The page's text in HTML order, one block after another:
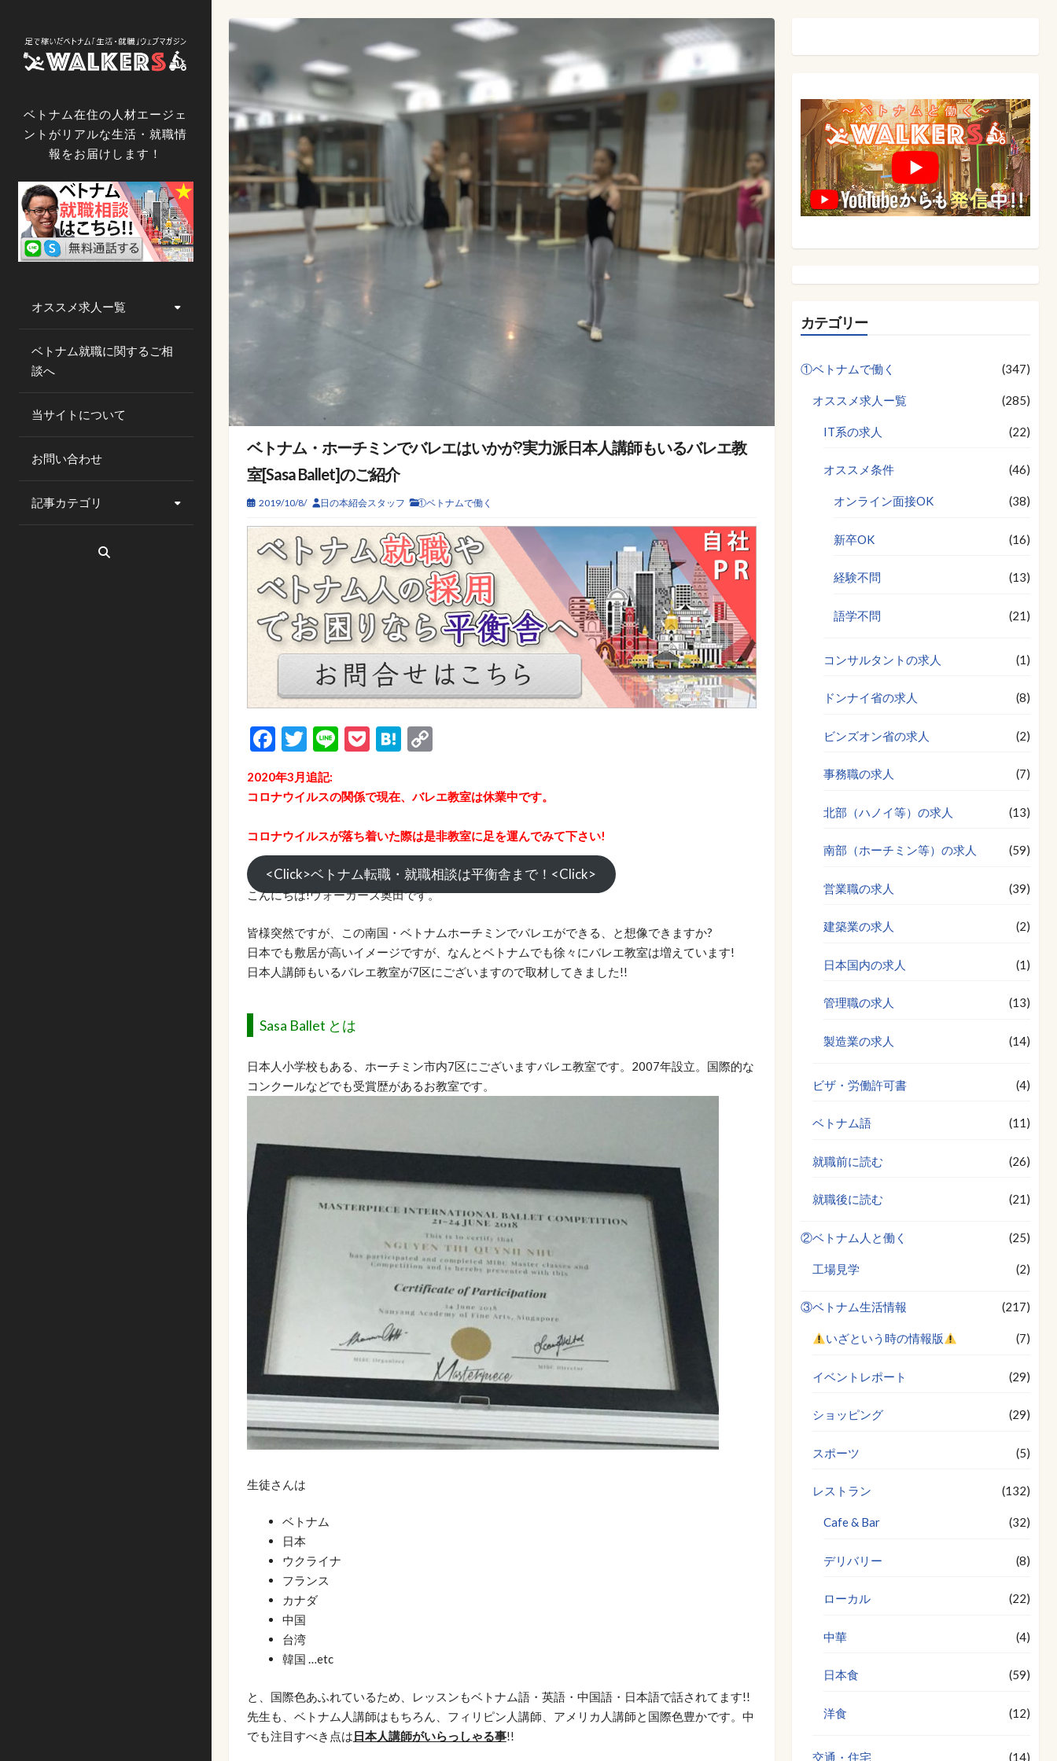
ベトナム在住の人材エージェ
ントがリアルな生活・就職情
報をお届けします！
オススメ求人ー覧
ベトナム就職に関するご相
談へ
当サイトについて
お問い合わせ
記事カテゴリ
ベトナム・ホーチミンでバレエはいかが?実力派日本人講師もいるバレエ教
室[Sasa Ballet]のご紹介
2019/10/8/ 日の本紹会スタッフ ①ベトナムで働く
Facebook
Twitter
LinePocketHatena
Copy
2020年3月追記:
コロナウイルスの関係で現在、バレエ教室は休業中です。
コロナウイルスが落ち着いた際は是非教室に足を運んでみて下さい!
<Click>ベトナム転職・就職相談は平衡舎まで！<Click>
こんにちは!ウォーカーズ奥田です。
皆様突然ですが、この南国・ベトナムホーチミンでバレエができる、と想像できますか?
日本でも敷居が高いイメージですが、なんとベトナムでも徐々にバレエ教室は増えています!
日本人講師もいるバレエ教室が7区にございますので取材してきました!!
Sasa Ballet とは
日本人小学校もある、ホーチミン市内7区にございますバレエ教室です。2007年設立。国際的な
コンクールなどでも受賞歴があるお教室です。
生徒さんは
ベトナム
日本
ウクライナ
フランス
カナダ
中国
台湾
韓国 …etc
と、国際色あふれているため、レッスンもベトナム語・英語・中国語・日本語で話されてます!!
先生も、ベトナム人講師はもちろん、フィリピン人講師、アメリカ人講師と国際色豊かです。中
でも注目すべき点は日本人講師がいらっしゃる事!!
カテゴリー
①ベトナムで働く (347)
オススメ求人ー覧 (285)
IT系の求人 (22)
オススメ条件 (46)
オンライン面接OK (38)
新卒OK (16)
経験不問 (13)
語学不問 (21)
コンサルタントの求人 (1)
ドンナイ省の求人 (8)
ビンズオン省の求人 (2)
事務職の求人 (7)
北部（ハノイ等）の求人 (13)
南部（ホーチミン等）の求人 (59)
営業職の求人 (39)
建築業の求人 (2)
日本国内の求人 (1)
管理職の求人 (13)
製造業の求人 (14)
ビザ・労働許可書 (4)
ベトナム語 (11)
就職前に読む (26)
就職後に読む (21)
②ベトナム人と働く (25)
工場見学 (2)
③ベトナム生活情報 (217)
いざという時の情報版 (7)
イベントレポート (29)
ショッピング (29)
スポーツ (5)
レストラン (132)
Cafe & Bar (32)
デリバリー (8)
ローカル (22)
中華 (4)
日本食 (59)
洋食 (12)
交通・住宅 (14)